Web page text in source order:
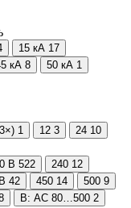
15 кА 17
кА 8 50 кА 1
1 12 3 24 10
В 522 240 12
42 450 14 500 9
В: AC 80…500 2